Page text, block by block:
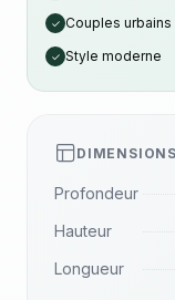
✓ Couples urbains
✓ Style moderne
DIMENSIONS
Profondeur
Hauteur
Longueur